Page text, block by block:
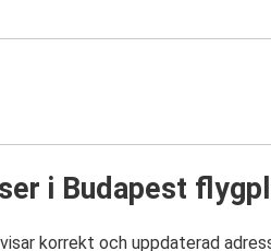
i Budapest
korrekt och uppdaterad